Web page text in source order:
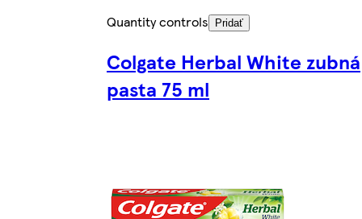
Quantity controls
Pridať
Colgate Herbal White zubná
pasta 75 ml